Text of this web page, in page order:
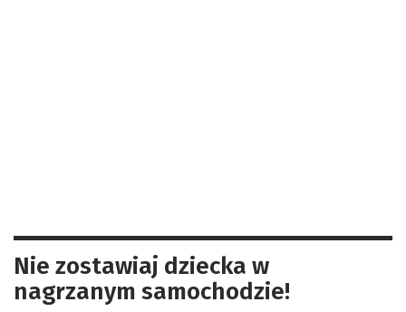
Nie zostawiaj dziecka w
nagrzanym samochodzie!